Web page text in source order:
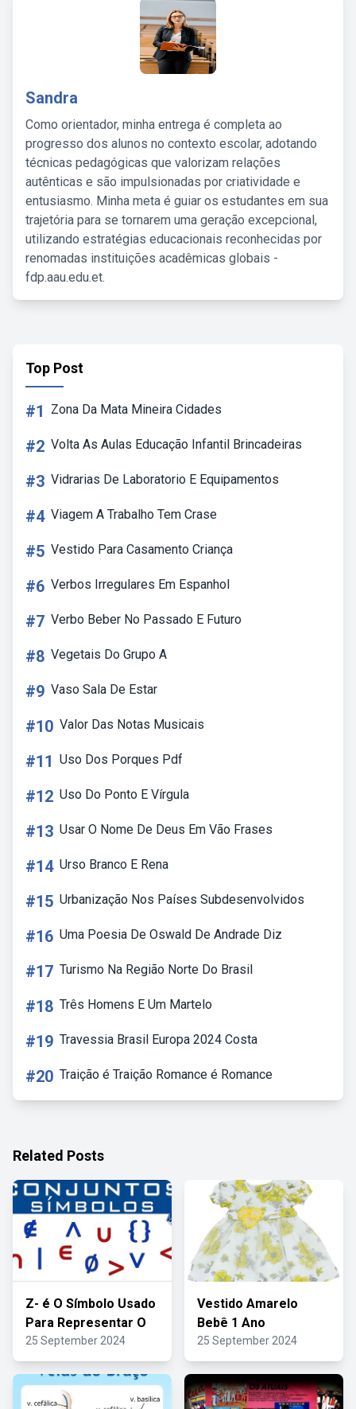
Sandra
Como orientador, minha entrega é completa ao
progresso dos alunos no contexto escolar, adotando
técnicas pedagógicas que valorizam relações
autênticas e são impulsionadas por criatividade e
entusiasmo. Minha meta é guiar os estudantes em sua
trajetória para se tornarem uma geração excepcional,
utilizando estratégias educacionais reconhecidas por
renomadas instituições acadêmicas globais -
fdp.aau.edu.et.
Top Post
#1 Zona Da Mata Mineira Cidades
#2 Volta As Aulas Educação Infantil Brincadeiras
#3 Vidrarias De Laboratorio E Equipamentos
#4 Viagem A Trabalho Tem Crase
#5 Vestido Para Casamento Criança
#6 Verbos Irregulares Em Espanhol
#7 Verbo Beber No Passado E Futuro
#8 Vegetais Do Grupo A
#9 Vaso Sala De Estar
#10 Valor Das Notas Musicais
#11 Uso Dos Porques Pdf
#12 Uso Do Ponto E Vírgula
#13 Usar O Nome De Deus Em Vão Frases
#14 Urso Branco E Rena
#15 Urbanização Nos Países Subdesenvolvidos
#16 Uma Poesia De Oswald De Andrade Diz
#17 Turismo Na Região Norte Do Brasil
#18 Três Homens E Um Martelo
#19 Travessia Brasil Europa 2024 Costa
#20 Traição é Traição Romance é Romance
Related Posts
Z- é O Símbolo Usado
Para Representar O
25 September 2024
Vestido Amarelo
Bebê 1 Ano
25 September 2024